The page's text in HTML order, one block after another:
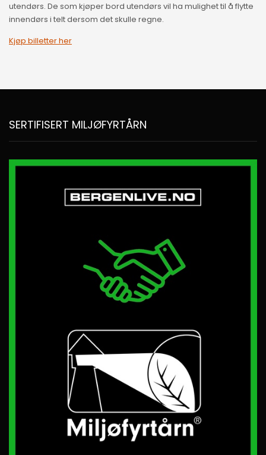
utendørs. De som kjøper bord utendørs vil ha mulighet til å flytte
innendørs i telt dersom det skulle regne.
Kjøp billetter her
SERTIFISERT MILJØFYRTÅRN